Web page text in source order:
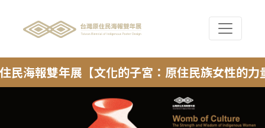
海報雙年展【文化的子宮：原住民族女性的力量